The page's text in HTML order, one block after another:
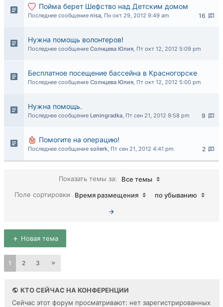
Пойма берет Шефство над Детским домом
16
Последнее сообщение nisa, Пн окт 29, 2012 9:49 am
Нужна помощь волонтеров!
Последнее сообщение Солнцева Юлия, Пт окт 12, 2012 5:09 pm
Бесплатное посещение бассейна в Красногорске
Последнее сообщение Солнцева Юлия, Пт окт 12, 2012 5:00 pm
Нужна помощь.
9
Последнее сообщение Leningradka, Пт сен 21, 2012 9:58 pm
Помогите на операцию!
2
Последнее сообщение soilerk, Пт сен 21, 2012 4:41 pm
Показать темы за:
Все темы
Поле сортировки
Время размещения по убыванию
Новая тема
1 2 3
КТО СЕЙЧАС НА КОНФЕРЕНЦИИ
Сейчас этот форум просматривают: нет зарегистрированных